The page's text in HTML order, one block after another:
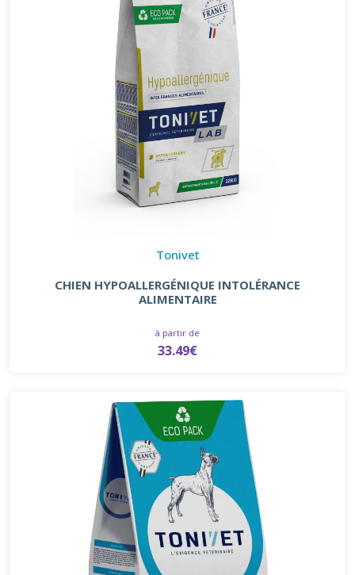
Tonivet
CHIEN HYPOALLERGÉNIQUE INTOLÉRANCE
ALIMENTAIRE
à partir de
33.49€